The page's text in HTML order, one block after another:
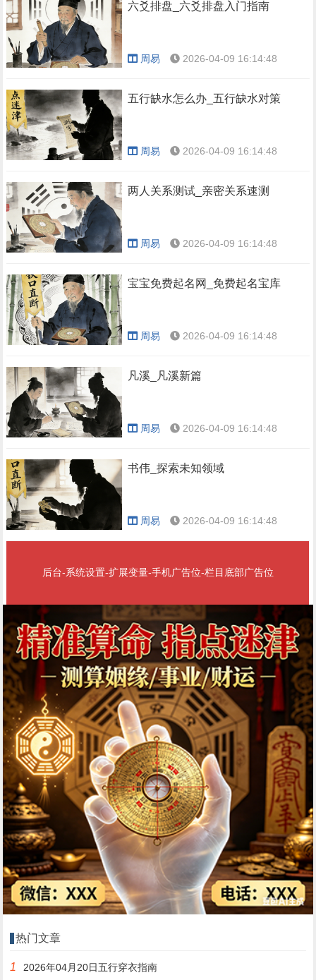
六爻排盘_六爻排盘入门指南
周易 2026-04-09 16:14:48
五行缺水怎么办_五行缺水对策
周易 2026-04-09 16:14:48
两人关系测试_亲密关系速测
周易 2026-04-09 16:14:48
宝宝免费起名网_免费起名宝库
周易 2026-04-09 16:14:48
凡溪_凡溪新篇
周易 2026-04-09 16:14:48
书伟_探索未知领域
周易 2026-04-09 16:14:48
后台-系统设置-扩展变量-手机广告位-栏目底部广告位
热门文章
1 2026年04月20日五行穿衣指南